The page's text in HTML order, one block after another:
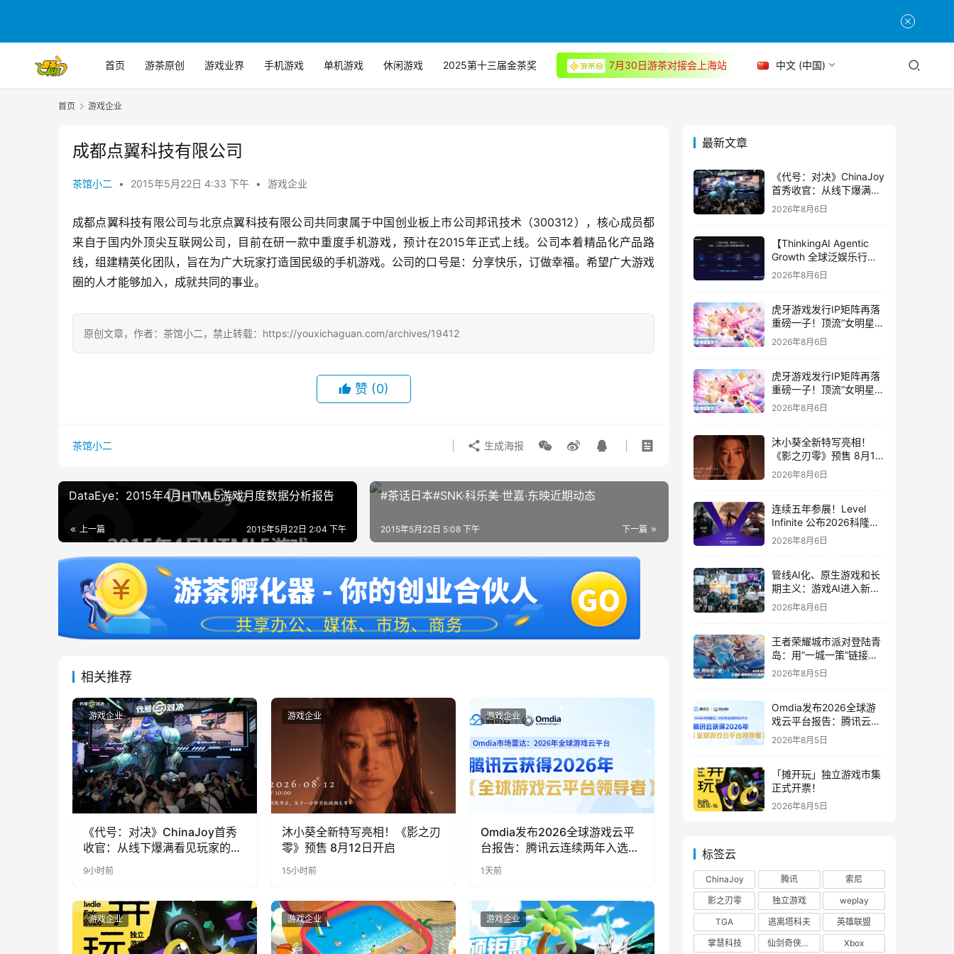
首页 游茶原创 游戏业界 手机游戏 单机游戏 休闲游戏 2025第十三届金茶奖 7月30日游茶对接会上海站 中文 (中国)
首页 游戏企业
成都点翼科技有限公司
茶馆小二 • 2015年5月22日 4:33 下午 • 游戏企业
成都点翼科技有限公司与北京点翼科技有限公司共同隶属于中国创业板上市公司邦讯技术（300312），核心成员都
来自于国内外顶尖互联网公司，目前在研一款中重度手机游戏，预计在2015年正式上线。公司本着精品化产品路
线，组建精英化团队，旨在为广大玩家打造国民级的手机游戏。公司的口号是：分享快乐，订做幸福。希望广大游戏
圈的人才能够加入，成就共同的事业。
原创文章，作者：茶馆小二，禁止转载：https://youxichaguan.com/archives/19412
赞 (0)
茶馆小二 生成海报
DataEye：2015年4月HTML5游戏月度数据分析报告
上一篇 2015年5月22日 2:04 下午
#茶话日本#SNK·科乐美·世嘉·东映近期动态
下一篇
2015年5月22日 5:08 下午
相关推荐
游戏企业
《代号：对决》ChinaJoy首秀
收官：从线下爆满看见玩家的真
实期待
9小时前
游戏企业
沐小葵全新特写亮相！《影之刃
零》预售 8月12日开启
15小时前
游戏企业
Omdia发布2026全球游戏云平
台报告：腾讯云连续两年入选
“领导者”象限
1天前
游戏企业 游戏企业 游戏企业
最新文章
《代号：对决》ChinaJoy
首秀收官：从线下爆满看
见玩家的真实期待
2026年8月6日
【ThinkingAI Agentic
Growth 全球泛娱乐行业
峰会】Agent 时代，人到
2026年8月6日
虎牙游戏发行IP矩阵再落
重磅一子！顶流“女明星”
ZANMANG LOOPY 正版
3D消除手游《消消奇遇》
2026年8月6日
虎牙游戏发行IP矩阵再落
重磅一子！顶流“女明星”
ZANMANG LOOPY 正版
2026年8月6日
沐小葵全新特写亮相！
《影之刃零》预售 8月12
日开启
2026年8月6日
连续五年参展！Level
Infinite 公布2026科隆游
戏展产品阵容
2026年8月6日
管线AI化、原生游戏和长
期主义：游戏AI进入新共
识时代
2026年8月6日
王者荣耀城市派对登陆青
岛：用“一城一策”链接海
洋场景，以双向奔赴带动
2026年8月5日
Omdia发布2026全球游
戏云平台报告：腾讯云连
续两年入选“领导者”象限
2026年8月5日
「摊开玩」独立游戏市集
正式开票！
2026年8月5日
标签云
ChinaJoy 腾讯
索尼
影之刃零
独立游戏
weplay
TGA
逃离塔科夫
英雄联盟
掌慧科技
仙剑奇侠传四 Xbox